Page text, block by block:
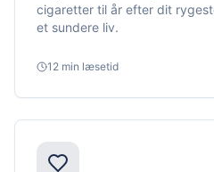
cigaretter til år efter dit
et sundere liv.
12 min læsetid